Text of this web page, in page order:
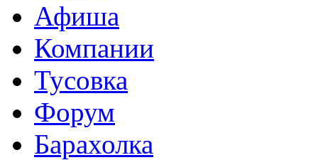
Афиша
Компании
Тусовка
Форум
Барахолка